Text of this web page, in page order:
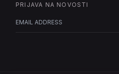
PRIJAVA NA NOVOSTI